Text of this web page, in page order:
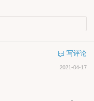
写评论
2021-04-17